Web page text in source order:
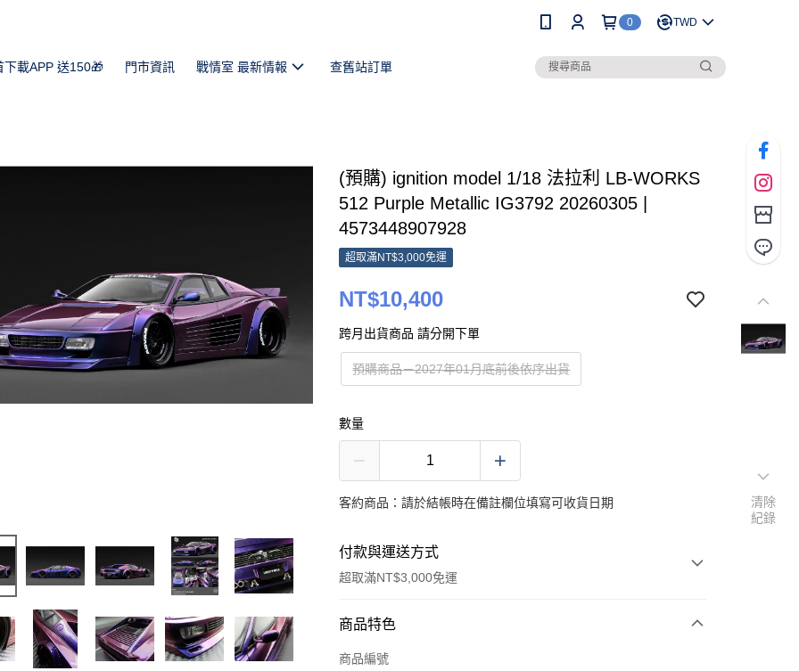
0 TWD
下載APP 送150🎁 門市資訊 戰情室 最新情報 查舊站訂單
(預購) ignition model 1/18 法拉利 LB-WORKS
512 Purple Metallic IG3792 20260305 |
4573448907928
超取滿NT$3,000免運
NT$10,400
跨月出貨商品 請分開下單
預購商品－2027年01月底前後依序出貨
數量
客約商品：請於結帳時在備註欄位填寫可收貨日期
付款與運送方式
超取滿NT$3,000免運
付款方式
信用卡一次付款
商品特色
商品編號
清除
紀錄